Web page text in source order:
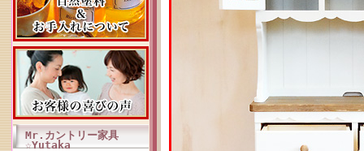
Mr.カントリー家具
☆Yutaka